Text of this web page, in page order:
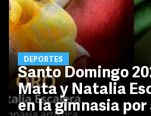
DEPORTES
Santo Domingo
Mata y Natalia
en la gimnasia